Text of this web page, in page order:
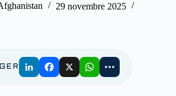
29 novembre 2025